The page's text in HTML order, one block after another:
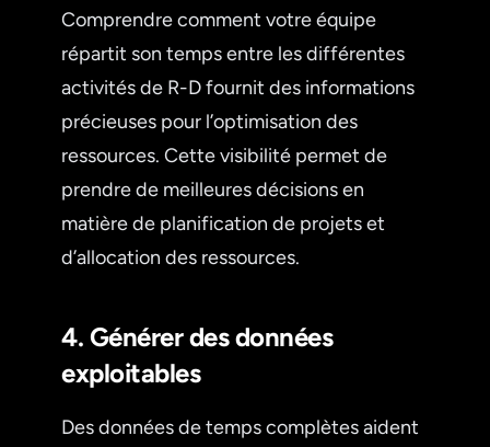
Comprendre comment votre équipe
répartit son temps entre les différentes
activités de R-D fournit des informations
précieuses pour l’optimisation des
ressources. Cette visibilité permet de
prendre de meilleures décisions en
matière de planification de projets et
d’allocation des ressources.
4. Générer des données
exploitables
Des données de temps complètes aident